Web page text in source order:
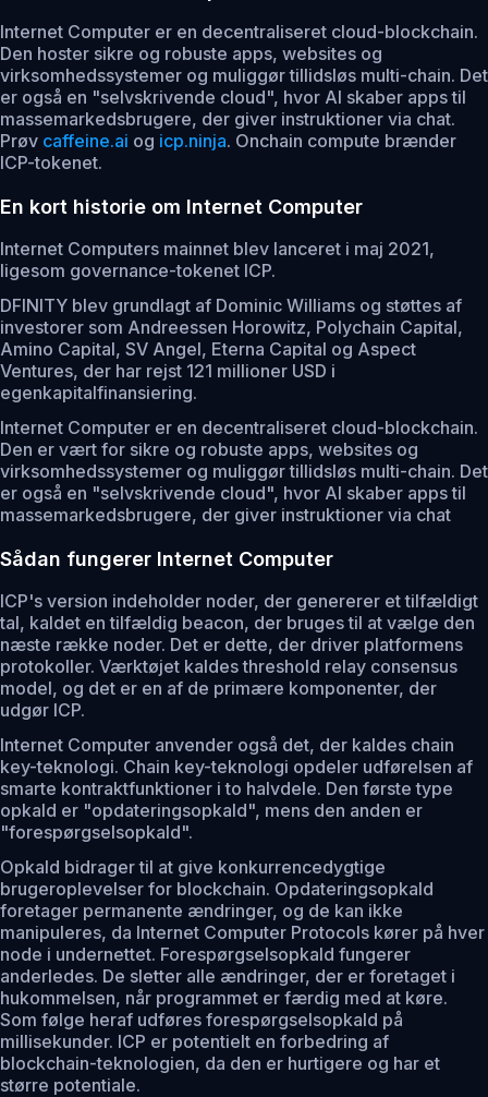
Internet Computer er en decentraliseret cloud-blockchain.
Den hoster sikre og robuste apps, websites og
virksomhedssystemer og muliggør tillidsløs multi-chain. Det
er også en "selvskrivende cloud", hvor AI skaber apps til
massemarkedsbrugere, der giver instruktioner via chat.
Prøv caffeine.ai og icp.ninja. Onchain compute brænder
ICP-tokenet.
En kort historie om Internet Computer
Internet Computers mainnet blev lanceret i maj 2021,
ligesom governance-tokenet ICP.
DFINITY blev grundlagt af Dominic Williams og støttes af
investorer som Andreessen Horowitz, Polychain Capital,
Amino Capital, SV Angel, Eterna Capital og Aspect
Ventures, der har rejst 121 millioner USD i
egenkapitalfinansiering.
Internet Computer er en decentraliseret cloud-blockchain.
Den er vært for sikre og robuste apps, websites og
virksomhedssystemer og muliggør tillidsløs multi-chain. Det
er også en "selvskrivende cloud", hvor AI skaber apps til
massemarkedsbrugere, der giver instruktioner via chat
Sådan fungerer Internet Computer
ICP's version indeholder noder, der genererer et tilfældigt
tal, kaldet en tilfældig beacon, der bruges til at vælge den
næste række noder. Det er dette, der driver platformens
protokoller. Værktøjet kaldes threshold relay consensus
model, og det er en af de primære komponenter, der
udgør ICP.
Internet Computer anvender også det, der kaldes chain
key-teknologi. Chain key-teknologi opdeler udførelsen af
smarte kontraktfunktioner i to halvdele. Den første type
opkald er "opdateringsopkald", mens den anden er
"forespørgselsopkald".
Opkald bidrager til at give konkurrencedygtige
brugeroplevelser for blockchain. Opdateringsopkald
foretager permanente ændringer, og de kan ikke
manipuleres, da Internet Computer Protocols kører på hver
node i undernettet. Forespørgselsopkald fungerer
anderledes. De sletter alle ændringer, der er foretaget i
hukommelsen, når programmet er færdig med at køre.
Som følge heraf udføres forespørgselsopkald på
millisekunder. ICP er potentielt en forbedring af
blockchain-teknologien, da den er hurtigere og har et
større potentiale.